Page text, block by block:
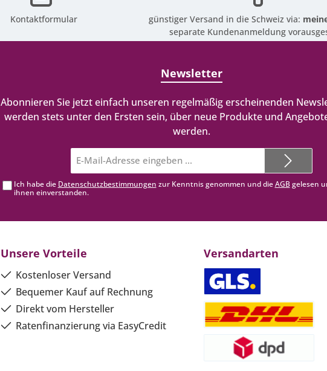
Kontaktformular günstiger Versand in die Schweiz via:
separate Kundenanmeldung
Newsletter
Abonnieren Sie jetzt einfach unseren regelmäßig erscheinenden
werden stets unter den Ersten sein, über neue Produkte und
werden.
Mail-
Adresse*
Ich habe die Datenschutzbestimmungen zur Kenntnis genommen und dieAGBgelesen
ihnen einverstanden.
Unsere Vorteile
Kostenloser Versand
Bequemer Kauf auf Rechnung
Direkt vom Hersteller
Ratenfinanzierung via EasyCredit
Versandarten